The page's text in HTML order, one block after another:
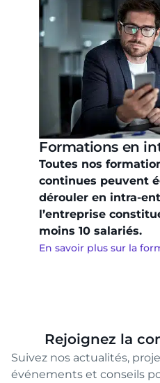
Formations en
Toutes nos
continues peuvent
dérouler en intra-
l’entreprise
moins 10 salariés.
En savoir plus sur la
Rejoignez la
Suivez nos actualités,
événements et conseils